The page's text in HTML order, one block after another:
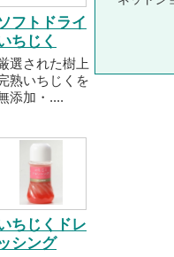
フトドライ
ちじく
選された樹上
熟いちじくを
添加・....
ちじくドレ
シング